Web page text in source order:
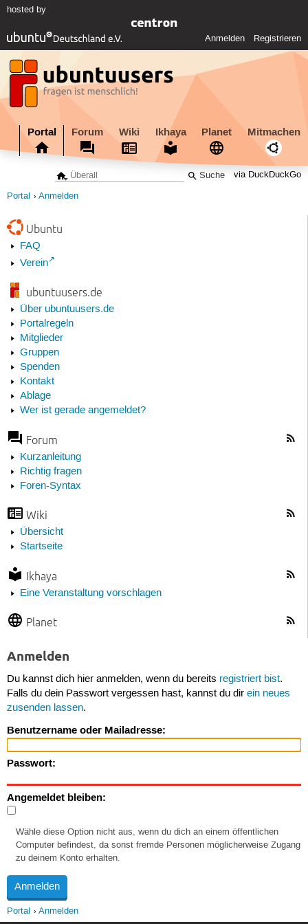
hosted by
Anmelden Registrieren
Portal Forum Wiki Ikhaya Planet Mitmachen
via DuckDuckGo
Portal Anmelden
Ubuntu
FAQ
Verein
ubuntuusers.de
Über ubuntuusers.de
Portalregeln
Mitglieder
Gruppen
Spenden
Kontakt
Ablage
Wer ist gerade angemeldet?
Forum
Kurzanleitung
Richtig fragen
Foren-Syntax
Wiki
Übersicht
Startseite
Ikhaya
Eine Veranstaltung vorschlagen
Planet
Anmelden
Du kannst dich hier anmelden, wenn du bereits registriert bist.
Falls du dein Passwort vergessen hast, kannst du dir ein neues
zusenden lassen.
Benutzername oder Mailadresse:
Passwort:
Angemeldet bleiben:
Wähle diese Option nicht aus, wenn du dich an einem öffentlichen
Computer befindest, da sonst fremde Personen möglicherweise Zugang
zu deinem Konto erhalten.
Portal Anmelden